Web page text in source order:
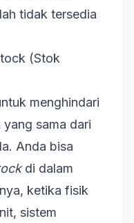
tidak tersedia
(Stok
menghindari
sama dari
Anda bisa
di dalam
ketika fisik
sistem